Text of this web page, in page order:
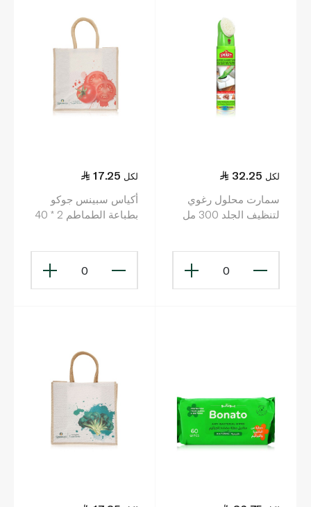
32.25 لكل
سمارت محلول رغوي
لتنظيف الجلد 300 مل
0
17.25 لكل
أكياس سبينس جوكو
بطباعة الطماطم 2 * 40
0